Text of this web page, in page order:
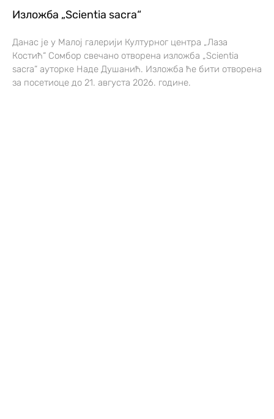
Изложба „Scientia sacra“
Данас је у Малој галерији Културног центра „Лаза
Костић“ Сомбор свечано отворена изложба „Scientia
sacra“ ауторке Наде Душанић. Изложба ће бити отворена
за посетиоце до 21. августа 2026. године.